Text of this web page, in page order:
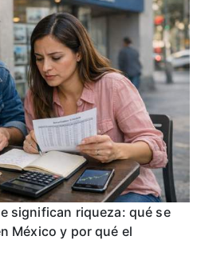
significan riqueza: qué se
México y por qué el